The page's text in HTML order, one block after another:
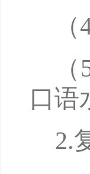
（
（
口语
2.